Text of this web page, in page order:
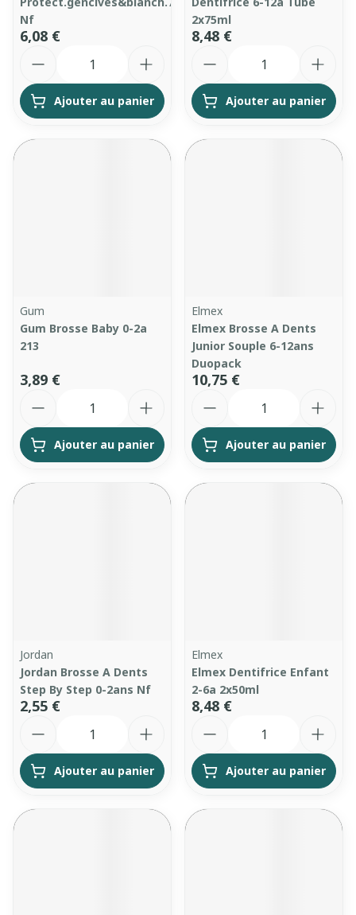
Nf
6,08 €
Ajouter au panier
2x75ml
8,48 €
Ajouter au panier
Gum
Gum Brosse Baby 0-2a
213
3,89 €
Ajouter au panier
Elmex
Elmex Brosse A Dents
Junior Souple 6-12ans
Duopack
10,75 €
Ajouter au panier
Jordan
Jordan Brosse A Dents
Step By Step 0-2ans Nf
2,55 €
Ajouter au panier
Elmex
Elmex Dentifrice Enfant
2-6a 2x50ml
8,48 €
Ajouter au panier